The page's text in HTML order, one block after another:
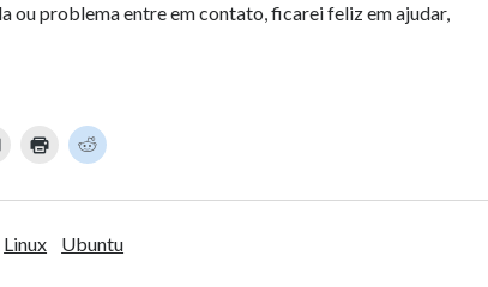
ou problema entre em contato, ficarei feliz em ajudar,
Linux Ubuntu